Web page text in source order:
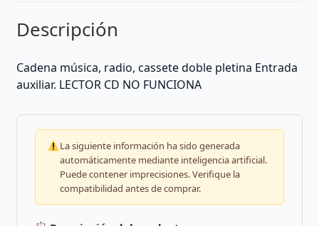
Descripción
Cadena música, radio, cassete doble pletina Entrada
auxiliar. LECTOR CD NO FUNCIONA
La siguiente información ha sido generada
automáticamente mediante inteligencia artificial.
Puede contener imprecisiones. Verifique la
compatibilidad antes de comprar.